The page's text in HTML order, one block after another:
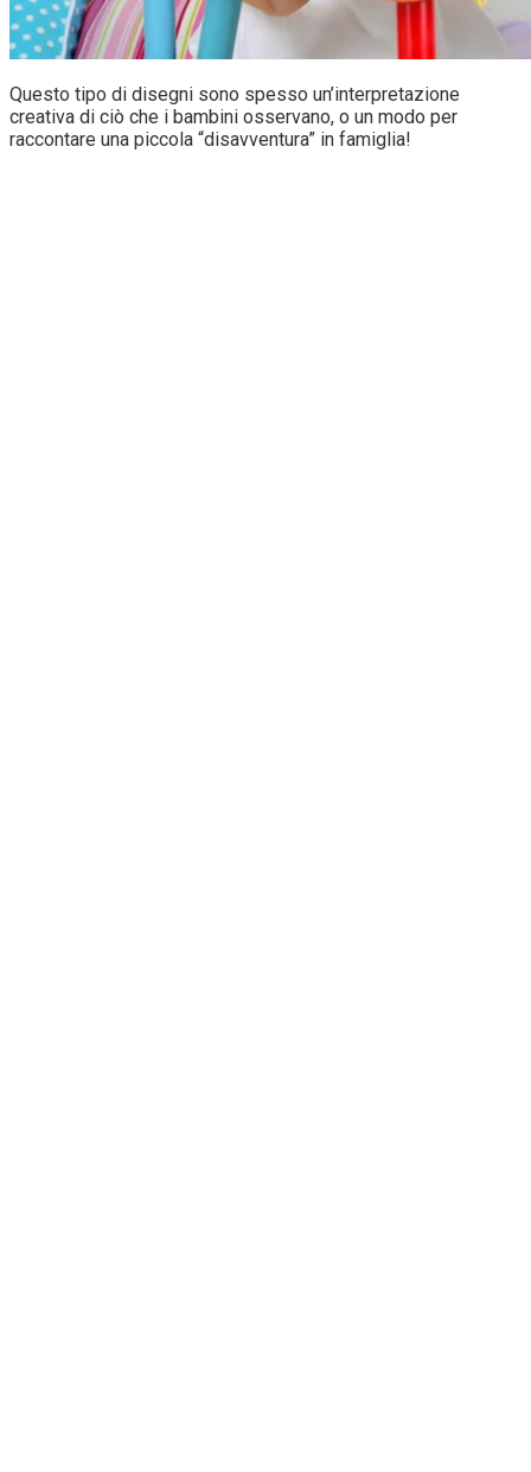
Questo tipo di disegni sono spesso un’interpretazione
creativa di ciò che i bambini osservano, o un modo per
raccontare una piccola “disavventura” in famiglia!